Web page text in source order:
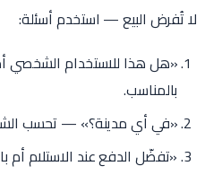
لا تُفرض البيع — استخدم أسئلة:
«هل هذا للاستخدام
بالمناسب.
«في أي مدينة؟» — تحسب
«تفضّل الدفع عند الاستلام أم